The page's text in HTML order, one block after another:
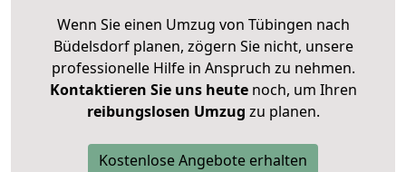
Wenn Sie einen Umzug von Tübingen nach
Büdelsdorf planen, zögern Sie nicht, unsere
professionelle Hilfe in Anspruch zu nehmen.
Kontaktieren Sie uns heutenoch, um Ihren
reibungslosen Umzug zu planen.
Kostenlose Angebote erhalten